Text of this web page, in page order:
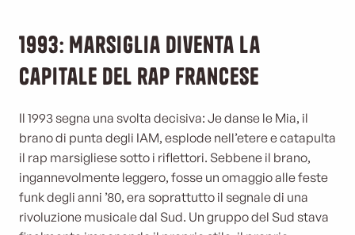
1993: Marsiglia diventa la
capitale del rap francese
Il 1993 segna una svolta decisiva: Je danse le Mia, il
brano di punta degli IAM, esplode nell’etere e catapulta
il rap marsigliese sotto i riflettori. Sebbene il brano,
ingannevolmente leggero, fosse un omaggio alle feste
funk degli anni ’80, era soprattutto il segnale di una
rivoluzione musicale dal Sud. Un gruppo del Sud stava